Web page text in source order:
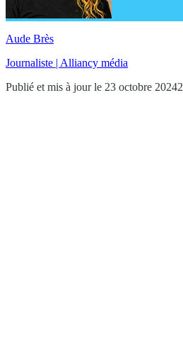
Aude Brès
Journaliste | Alliancy média
Publié et mis à jour le 23 octobre 2024